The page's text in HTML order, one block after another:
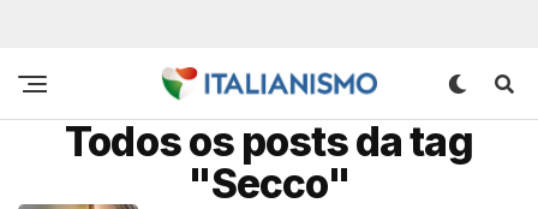
Todos os posts da tag
"Secco"